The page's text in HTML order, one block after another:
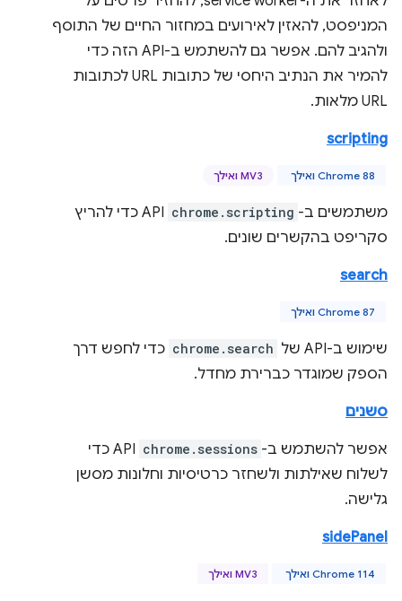
המניפסט, להאזין לאירועים במחזור החיים של התוסף
ולהגיב להם. אפשר גם להשתמש ב-API הזה כדי
להמיר את הנתיב היחסי של כתובות URL לכתובות
URL מלאות.
scripting
Chrome 88 ואילך MV3 ואילך
משתמשים ב- chrome.scripting
API כדי להריץ
סקריפט בהקשרים שונים.
search
Chrome 87 ואילך
שימוש ב-API של chrome.search כדי לחפש דרך
הספק שמוגדר כברירת מחדל.
סשנים
אפשר להשתמש ב- chrome.sessions
API כדי
לשלוח שאילתות ולשחזר כרטיסיות וחלונות מסשן
גלישה.
sidePanel
Chrome 114 ואילך MV3 ואילך